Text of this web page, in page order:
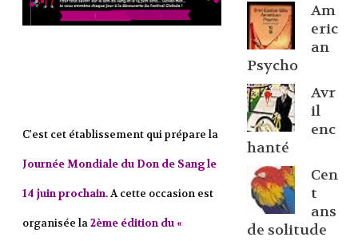
C'est cet établissement qui prépare la
Journée Mondiale du Don de Sang le
14 juin prochain. A cette occasion est
organisée la2ème édition du «
Am
eric
an
Psycho
Avr
il
enc
hanté
Cen
t
ans
de solitude